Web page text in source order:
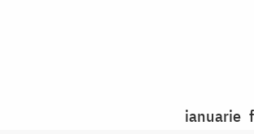
ianuarie